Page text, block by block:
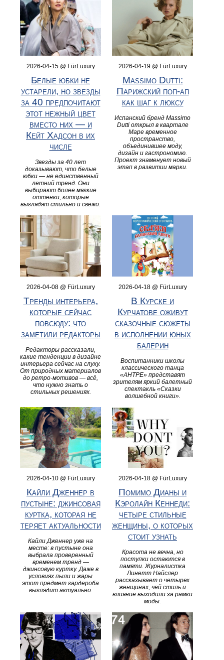
2026-04-15 @ FürLuxury
Белые юбки не
устарели, но звезды
за 40 предпочитают
этот нежный цвет
вместо них — и
Кейт Хадсон в их
числе
Звезды за 40 лет
доказывают, что белые
юбки — не единственный
летний тренд. Они
выбирают более мягкие
оттенки, которые
выглядят стильно и свежо.
2026-04-19 @ FürLuxury
Massimo Dutti:
Парижский поп-ап
как шаг к люксу
Испанский бренд Massimo
Dutti открыл в квартале
Маре временное
пространство,
объединившее моду,
дизайн и гастрономию.
Проект знаменует новый
этап в развитии марки.
2026-04-08 @ FürLuxury
Тренды интерьера,
которые сейчас
повсюду: что
заметили редакторы
Редакторы рассказали,
какие тенденции в дизайне
интерьера сейчас на слуху.
От природных материалов
до ретро-мотивов — всё,
что нужно знать о
стильных решениях.
2026-04-18 @ FürLuxury
В Курске и
Курчатове оживут
сказочные сюжеты
в исполнении юных
балерин
Воспитанники школы
классического танца
«АНТРЕ» представят
зрителям яркий балетный
спектакль «Сказки
волшебной книги».
2026-04-10 @ FürLuxury
Кайли Дженнер в
пустыне: джинсовая
куртка, которая не
теряет актуальности
Кайли Дженнер уже на
месте: в пустыне она
выбрала проверенный
временем тренд —
джинсовую куртку. Даже в
условиях пыли и жары
этот предмет гардероба
выглядит актуально.
2026-04-18 @ FürLuxury
Помимо Дианы и
Кэролайн Кеннеди:
четыре стильные
женщины, о которых
стоит узнать
Красота не вечна, но
поступки остаются в
памяти. Журналистка
Линетт Найслер
рассказывает о четырех
женщинах, чей стиль и
влияние выходили за рамки
моды.